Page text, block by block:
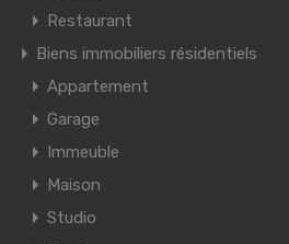
Restaurant
Biens immobiliers résidentiels
Appartement
Garage
Immeuble
Maison
Studio